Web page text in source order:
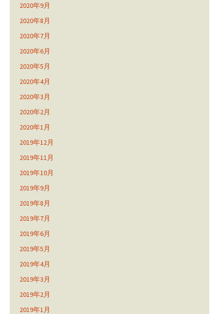
2020年9月
2020年8月
2020年7月
2020年6月
2020年5月
2020年4月
2020年3月
2020年2月
2020年1月
2019年12月
2019年11月
2019年10月
2019年9月
2019年8月
2019年7月
2019年6月
2019年5月
2019年4月
2019年3月
2019年2月
2019年1月